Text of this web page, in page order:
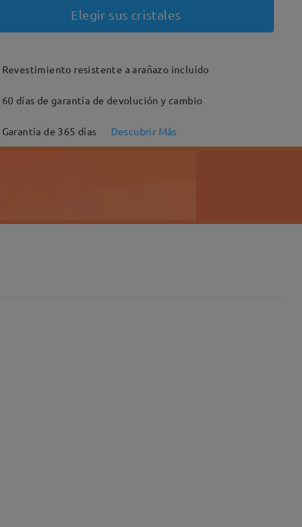
Elegir sus cristales
Revestimiento resistente a arañazo incluído
60 días de garantía de devolución y cambio
Garantía de 365 días Descubrir Más